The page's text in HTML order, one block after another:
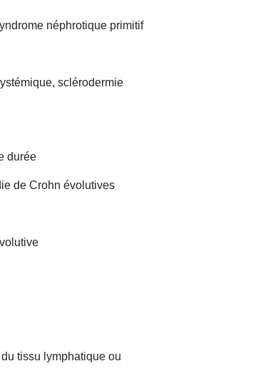
néphrotique primitif
sclérodermie
durée
de Crohn évolutives
tissu lymphatique ou